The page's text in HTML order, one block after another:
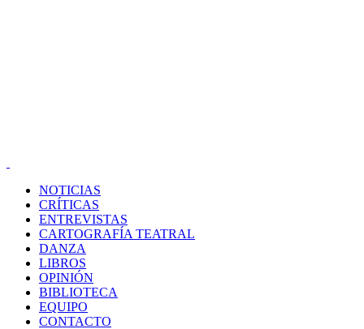
NOTICIAS
CRÍTICAS
ENTREVISTAS
CARTOGRAFÍA TEATRAL
DANZA
LIBROS
OPINIÓN
BIBLIOTECA
EQUIPO
CONTACTO